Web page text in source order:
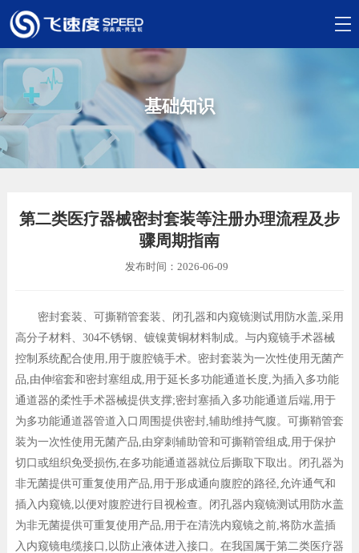
基础知识
第二类医疗器械密封套装等注册办理流程及步
骤周期指南
发布时间：2026-06-09
密封套装、可撕鞘管套装、闭孔器和内窥镜测试用防水盖,采用
高分子材料、304不锈钢、镀镍黄铜材料制成。与内窥镜手术器械
控制系统配合使用,用于腹腔镜手术。密封套装为一次性使用无菌产
品,由伸缩套和密封塞组成,用于延长多功能通道长度,为插入多功能
通道器的柔性手术器械提供支撑;密封塞插入多功能通道后端,用于
为多功能通道器管道入口周围提供密封,辅助维持气腹。可撕鞘管套
装为一次性使用无菌产品,由穿刺辅助管和可撕鞘管组成,用于保护
切口或组织免受损伤,在多功能通道器就位后撕取下取出。闭孔器为
非无菌提供可重复使用产品,用于形成通向腹腔的路径,允许通气和
插入内窥镜,以便对腹腔进行目视检查。闭孔器内窥镜测试用防水盖
为非无菌提供可重复使用产品,用于在清洗内窥镜之前,将防水盖插
入内窥镜电缆接口,以防止液体进入接口。在我国属于第二类医疗器